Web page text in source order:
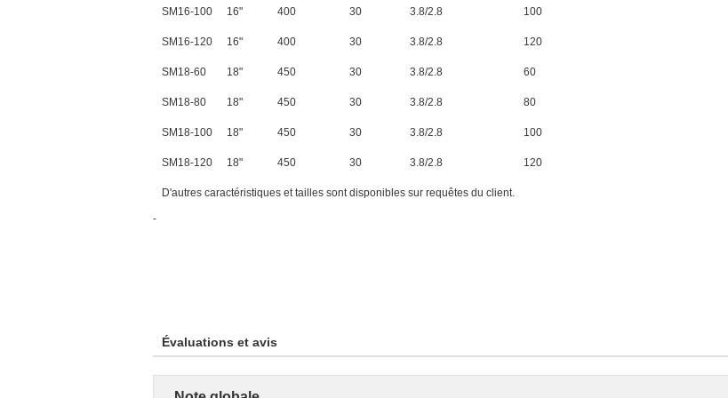
SM16-100 16" 400 30 3.8/2.8 100
SM16-120 16" 400 30 3.8/2.8 120
SM18-60 18" 450 30 3.8/2.8 60
SM18-80 18" 450 30 3.8/2.8 80
SM18-100 18" 450 30 3.8/2.8 100
SM18-120 18" 450 30 3.8/2.8 120
D'autres caractéristiques et tailles sont disponibles sur requêtes du client.
-
Évaluations et avis